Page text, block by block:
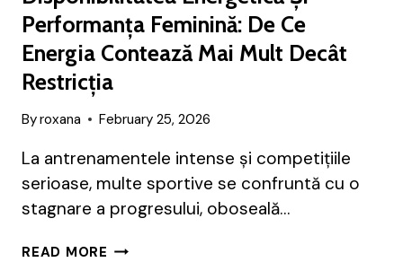
DINCOLO
DE
„ÎNCĂRCAREA
DIN
ZI”
Performanța Feminină: De Ce
Energia Contează Mai Mult Decât
Restricția
Byroxana February 25, 2026
La antrenamentele intense și competițiile
serioase, multe sportive se confruntă cu o
stagnare a progresului, oboseală…
READ MORE DISPONIBILITATEA